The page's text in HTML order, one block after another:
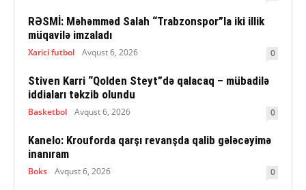
RƏSMİ: Məhəmməd Salah “Trabzonspor”la iki illik
müqavilə imzaladı
Xarici futbol Avqust 6, 2026 0
Stiven Karri “Qolden Steyt”də qalacaq – mübadilə
iddiaları təkzib olundu
Basketbol Avqust 6, 2026 0
Kanelo: Krouforda qarşı revanşda qalib gələcəyimə
inanıram
Boks Avqust 6, 2026 0